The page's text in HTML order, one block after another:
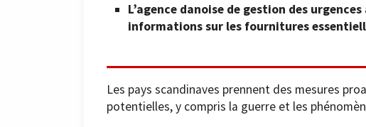
L’agence danoise de gestion des
informations sur les fournitures
Les pays scandinaves prennent des mesures
potentielles, y compris la guerre et les